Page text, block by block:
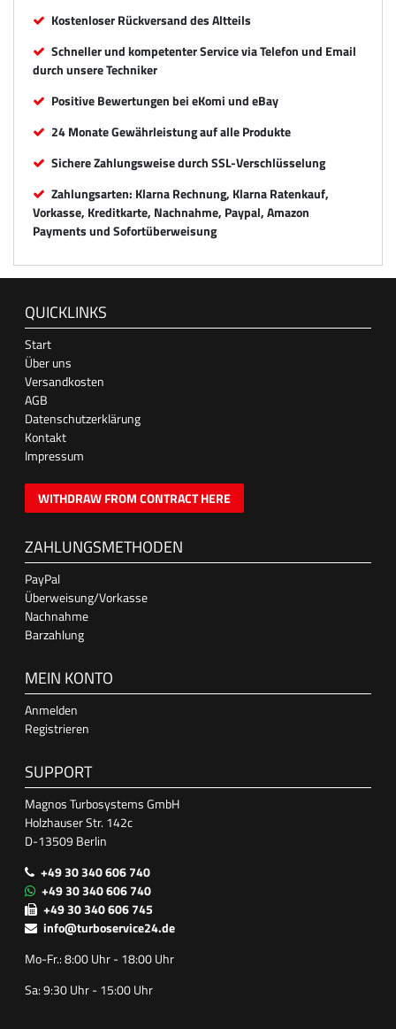
Kostenloser Rückversand des Altteils
Schneller und kompetenter Service via Telefon und Email
durch unsere Techniker
Positive Bewertungen bei eKomi und eBay
24 Monate Gewährleistung auf alle Produkte
Sichere Zahlungsweise durch SSL-Verschlüsselung
Zahlungsarten: Klarna Rechnung, Klarna Ratenkauf,
Vorkasse, Kreditkarte, Nachnahme, Paypal, Amazon
Payments und Sofortüberweisung
QUICKLINKS
Start
Über uns
Versandkosten
AGB
Datenschutzerklärung
Kontakt
Impressum
WITHDRAW FROM CONTRACT HERE
ZAHLUNGSMETHODEN
PayPal
Überweisung/Vorkasse
Nachnahme
Barzahlung
MEIN KONTO
Anmelden
Registrieren
SUPPORT
Magnos Turbosystems GmbH
Holzhauser Str. 142c
D-13509 Berlin
+49 30 340 606 740
+49 30 340 606 740
+49 30 340 606 745
info@turboservice24.de
Mo-Fr.: 8:00 Uhr - 18:00 Uhr
Sa: 9:30 Uhr - 15:00 Uhr